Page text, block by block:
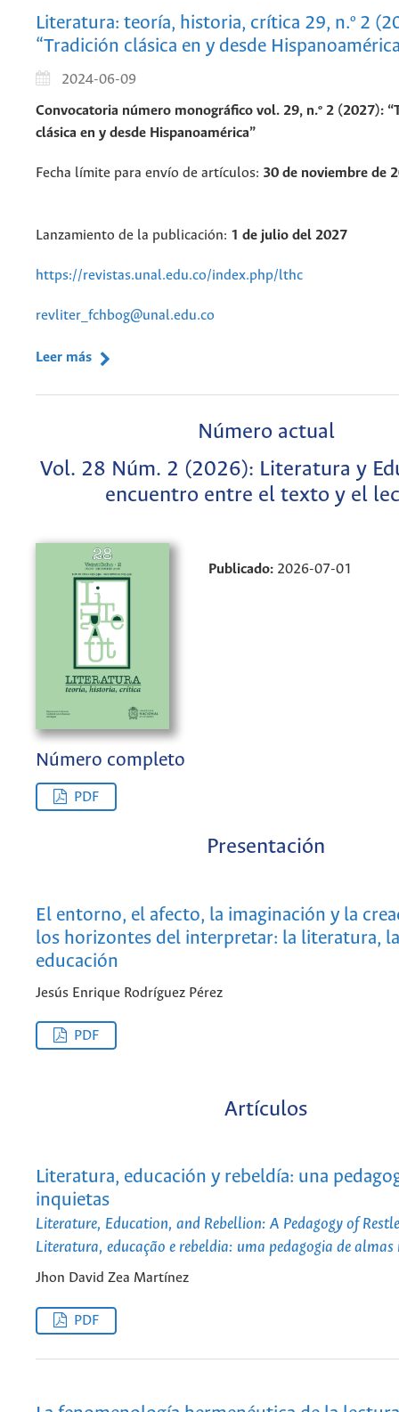
Literatura: teoría, historia, crítica 29, n.º 2
“Tradición clásica en y desde
2024-06-09
Convocatoria número monográfico vol. 29, n.º 2 (2027):
clásica en y desde Hispanoamérica”
Fecha límite para envío de artículos: 30 de noviembre de
Lanzamiento de la publicación: 1 de julio del 2027
https://revistas.unal.edu.co/index.php/lthc
revliter_fchbog@unal.edu.co
Leer más
Número actual
Vol. 28 Núm. 2 (2026): Literatura y
encuentro entre el texto y el
Publicado: 2026-07-01
Número completo
PDF
Presentación
El entorno, el afecto, la imaginación y la
los horizontes del interpretar: la literatura,
educación
Jesús Enrique Rodríguez Pérez
PDF
Artículos
Literatura, educación y rebeldía: una
inquietas
Literature, Education, and Rebellion: A Pedagogy of
Literatura, educação e rebeldia: uma pedagogia de almas
Jhon David Zea Martínez
PDF